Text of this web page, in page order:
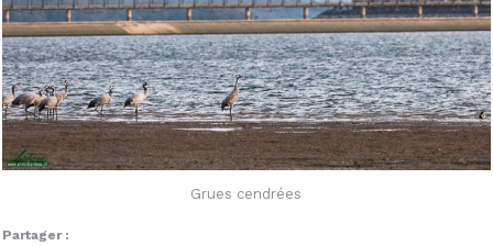
Grues cendrées
Partager :